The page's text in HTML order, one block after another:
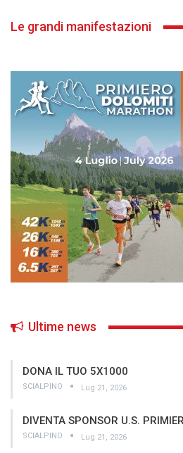
Le grandi manifestazioni
Ultime news
DONA IL TUO 5X1000
SCIALPINO Lug 21, 2026
DIVENTA SPONSOR U.S.
SCIALPINO Lug 21, 2026